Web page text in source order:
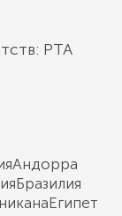
РТА
Андорра
Бразилия
Египет